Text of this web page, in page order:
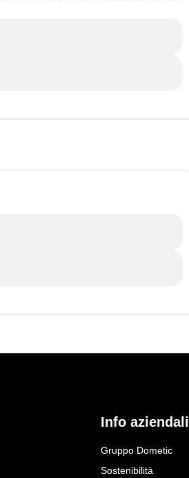
Info aziendali
Gruppo Dometic
Sostenibilità